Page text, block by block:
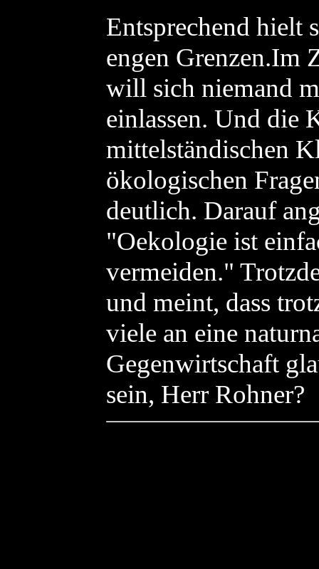
Entsprechend hielt
engen Grenzen.Im
will sich niemand
einlassen. Und die
mittelständischen
ökologischen
deutlich. Darauf
"Oekologie ist
vermeiden."
und meint, dass
viele an eine
Gegenwirtschaft
sein, Herr Rohner?